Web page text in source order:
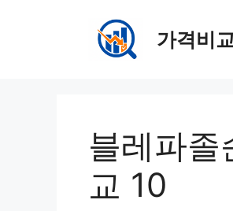
가격비
블레파졸
교 10